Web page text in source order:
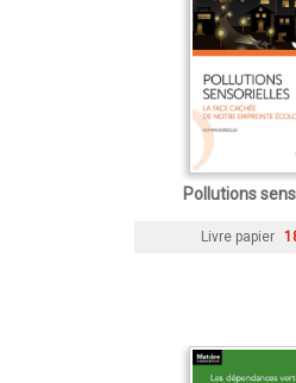
Pollutions
Livre papier